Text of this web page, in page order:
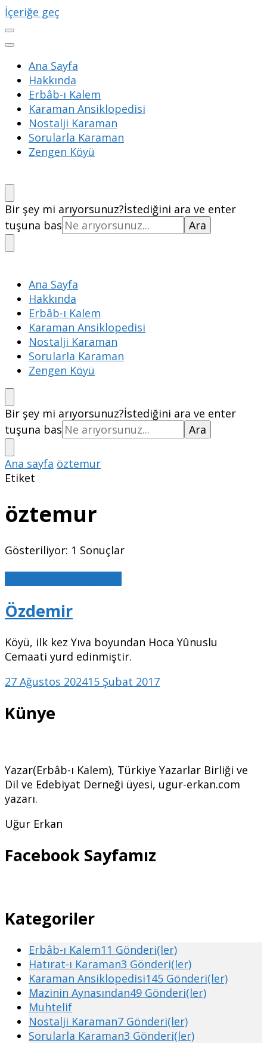
İçeriğe geç
Ana Sayfa
Hakkında
Erbâb-ı Kalem
Karaman Ansiklopedisi
Nostalji Karaman
Sorularla Karaman
Zengen Köyü
Bir şey mi arıyorsunuz?İstediğini ara ve enter
tuşuna bas
Ana Sayfa
Hakkında
Erbâb-ı Kalem
Karaman Ansiklopedisi
Nostalji Karaman
Sorularla Karaman
Zengen Köyü
Bir şey mi arıyorsunuz?İstediğini ara ve enter
tuşuna bas
Ana sayfa öztemur
Etiket
öztemur
Gösteriliyor: 1 Sonuçlar
Özdemir
Köyü, ilk kez Yıva boyundan Hoca Yûnuslu
Cemaati yurd edinmiştir.
27 Ağustos 202415 Şubat 2017
Künye
Yazar(Erbâb-ı Kalem), Türkiye Yazarlar Birliği ve
Dil ve Edebiyat Derneği üyesi, ugur-erkan.com
yazarı.
Uğur Erkan
Facebook Sayfamız
Kategoriler
Erbâb-ı Kalem11 Gönderi(ler)
Hatırat-ı Karaman3 Gönderi(ler)
Karaman Ansiklopedisi145 Gönderi(ler)
Mazinin Aynasından49 Gönderi(ler)
Muhtelif
Nostalji Karaman7 Gönderi(ler)
Sorularla Karaman3 Gönderi(ler)